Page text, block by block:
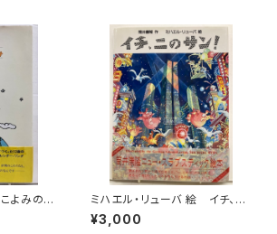
よみのこ
1977
房
ミハエル・リューバ 絵 イチ、ニ
のサン！ 筒井康隆 作 1986
年 初版 帯 河出書房新社
¥3,000